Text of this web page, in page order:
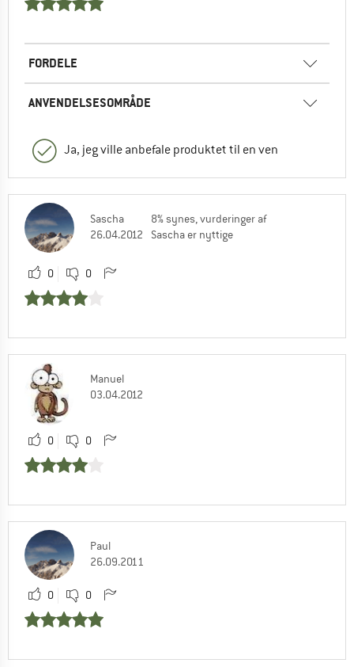
FORDELE
ANVENDELSESOMRÅDE
Ja, jeg ville anbefale produktet til en ven
Sascha
26.04.2012
8% synes, vurderinger af
Sascha er nyttige
0 0
Manuel
03.04.2012
0 0
Paul
26.09.2011
0 0